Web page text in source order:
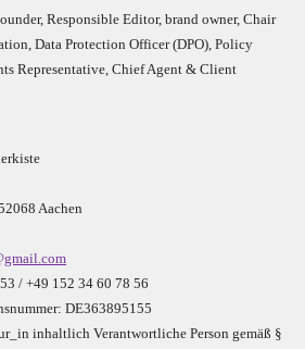
Responsible Editor, brand owner, Chair
Data Protection Officer (DPO), Policy
Representative, Chief Agent & Client
Aachen
/ +49 152 34 60 78 56
DE363895155
inhaltlich Verantwortliche Person gemäß §